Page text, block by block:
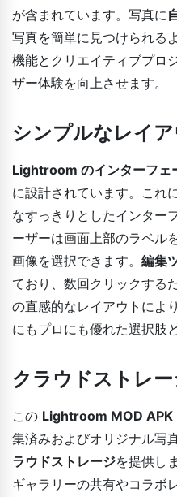
が含まれています。写真に
写真を簡単に見つけられる
機能とクリエイティブプロ
ザー体験を向上させます。
シンプルなレイア
Lightroom のインターフェ
に設計されています。これ
なすっきりとしたインター
ーザーは画面上部のラベル
画像を選択できます。 編集
ており、数回クリックする
の直感的なレイアウトによ
にもプロにも優れた選択肢
クラウドストレー
この Lightroom MOD APK
集済みおよびオリジナル写
ラウドストレージを提供し
ギャラリーの共有やコラボ